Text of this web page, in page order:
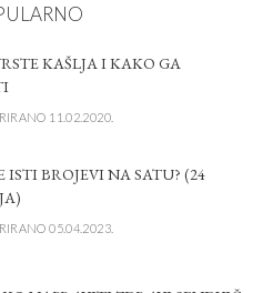
KAŠLJA I KAKO GA
11.02.2020.
ISTI BROJEVI NA SATU? (24
05.04.2023.